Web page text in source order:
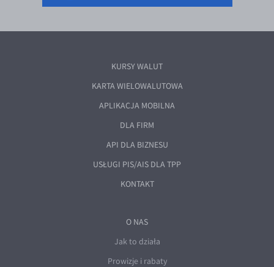
KURSY WALUT
KARTA WIELOWALUTOWA
APLIKACJA MOBILNA
DLA FIRM
API DLA BIZNESU
USŁUGI PIS/AIS DLA TPP
KONTAKT
O NAS
Jak to działa
Prowizje i rabaty